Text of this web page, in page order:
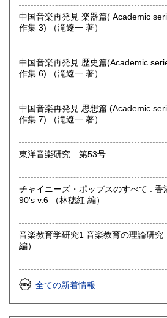
奈良県での専門書買取りはお任せくだ
大量の書籍から蔵書の整理まで
★ISBN有の書籍・戦前・戦中の古書
パンフレット・絵葉書・古写真等 CD
おります！！
まずはお気軽にお問い合わせください!
沿線名：近鉄大阪線
最寄駅：桜井駅
営業時間：11時‐17時
定休日：金曜日(その他の曜日でも出
合がございます)
水たま書店 ではお買取り大歓迎です
詳しくはHPをご覧ください
総記、哲学宗教、歴史、社会科学、自
語国文、外国文学、古典籍、近代文献
中国音楽再発見 楽器篇( Academic
作集 3) （滝遼一 著）
中国音楽再発見 歴史篇(Academic
作集 6) （滝遼一 著）
中国音楽再発見 思想篇 (Academic
作集 7) （滝遼一 著）
東洋音楽研究 第53号
チャイニーズ・ポップスのすべて : 香
90's v.6 （林穂紅 編）
音楽教育学研究1 音楽教育の理論研究 （日本音楽教育学会
編）
全ての新着情報